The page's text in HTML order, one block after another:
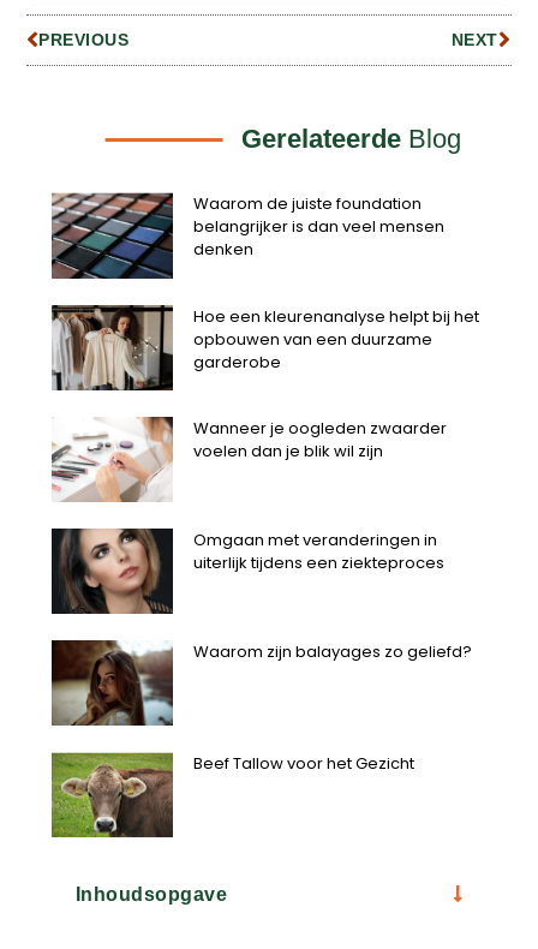
PREVIOUS NEXT
Gerelateerde Blog
Waarom de juiste foundation
belangrijker is dan veel mensen
denken
Hoe een kleurenanalyse helpt bij het
opbouwen van een duurzame
garderobe
Wanneer je oogleden zwaarder
voelen dan je blik wil zijn
Omgaan met veranderingen in
uiterlijk tijdens een ziekteproces
Waarom zijn balayages zo geliefd?
Beef Tallow voor het Gezicht
Inhoudsopgave